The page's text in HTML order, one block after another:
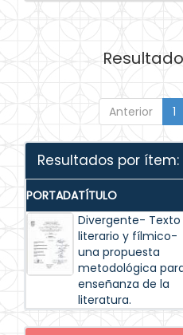
Anterior 1
Resultados por ítem:
PORTADATÍTULO
Divergente- Texto
literario y fílmico-
una propuesta
metodológica
enseñanza de la
literatura.